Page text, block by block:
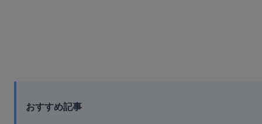
おすすめ記事